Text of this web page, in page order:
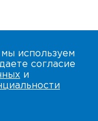
используем
согласие
и